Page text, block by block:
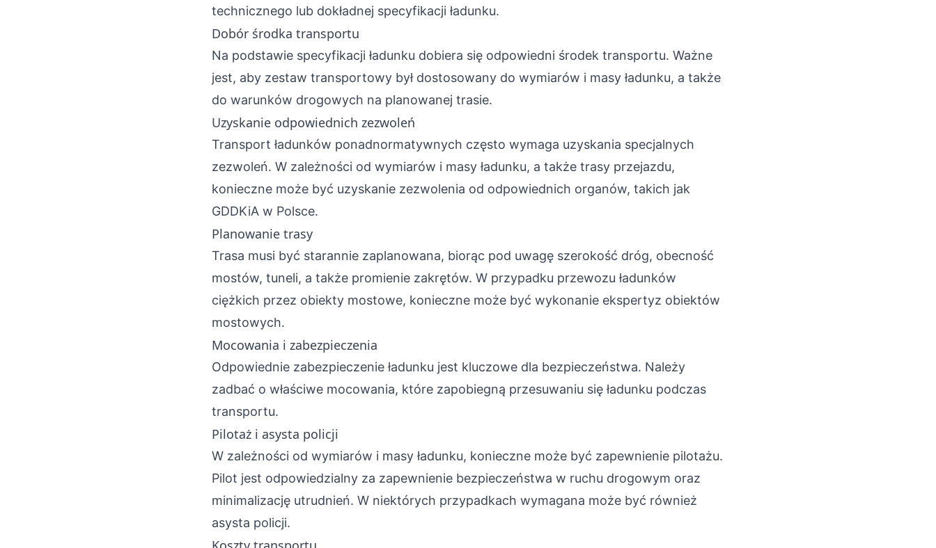
technicznego lub dokładnej specyfikacji ładunku.
Dobór środka transportu
Na podstawie specyfikacji ładunku dobiera się odpowiedni środek transportu. Ważne
jest, aby zestaw transportowy był dostosowany do wymiarów i masy ładunku, a także
do warunków drogowych na planowanej trasie.
Uzyskanie odpowiednich zezwoleń
Transport ładunków ponadnormatywnych często wymaga uzyskania specjalnych
zezwoleń. W zależności od wymiarów i masy ładunku, a także trasy przejazdu,
konieczne może być uzyskanie zezwolenia od odpowiednich organów, takich jak
GDDKiA w Polsce.
Planowanie trasy
Trasa musi być starannie zaplanowana, biorąc pod uwagę szerokość dróg, obecność
mostów, tuneli, a także promienie zakrętów. W przypadku przewozu ładunków
ciężkich przez obiekty mostowe, konieczne może być wykonanie ekspertyz obiektów
mostowych.
Mocowania i zabezpieczenia
Odpowiednie zabezpieczenie ładunku jest kluczowe dla bezpieczeństwa. Należy
zadbać o właściwe mocowania, które zapobiegną przesuwaniu się ładunku podczas
transportu.
Pilotaż i asysta policji
W zależności od wymiarów i masy ładunku, konieczne może być zapewnienie pilotażu.
Pilot jest odpowiedzialny za zapewnienie bezpieczeństwa w ruchu drogowym oraz
minimalizację utrudnień. W niektórych przypadkach wymagana może być również
asysta policji.